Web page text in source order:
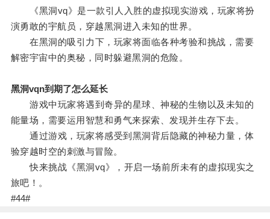
《黑洞vq》是一款引人入胜的虚拟现实游戏，玩家将扮
演勇敢的宇航员，穿越黑洞进入未知的世界。
在黑洞的吸引力下，玩家将面临各种考验和挑战，需要
解密宇宙中的奥秘，同时躲避黑洞的危险。
黑洞vqn到期了怎么延长
游戏中玩家将遇到奇异的星球、神秘的生物以及未知的
能量场，需要运用智慧和勇气来探索、发现并生存下去。
通过游戏，玩家将感受到黑洞背后隐藏的神秘力量，体
验穿越时空的刺激与冒险。
快来挑战《黑洞vq》，开启一场前所未有的虚拟现实之
旅吧！。
#44#